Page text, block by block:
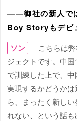
――御社の新人で
Boy Storyもデビ
ソン
こちらは弊
ジェクトです。中
で訓練した上で、中
実現するかどうか
ら、まったく新し
れない、という話